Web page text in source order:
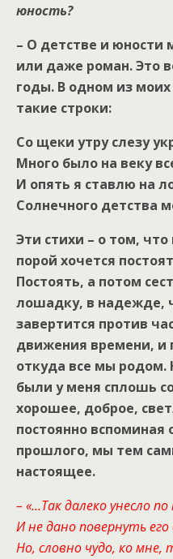
юность?
– О детстве и юности
или даже роман. Это
годы. В одном из моих
такие строки:
Со щеки утру слезу
Много было на веку
И опять я ставлю на
Солнечного детства
Эти стихи – о том,
порой хочется
Постоять, а потом
лошадку, в надежде,
завертится против
движения времени, и
откуда все мы родом.
были у меня сплошь
хорошее, доброе,
постоянно вспоминая
прошлого, мы тем
настоящее.
– «…Так далеко унесло
И не дано повернуть его
Но, словно чудо, ко мне,